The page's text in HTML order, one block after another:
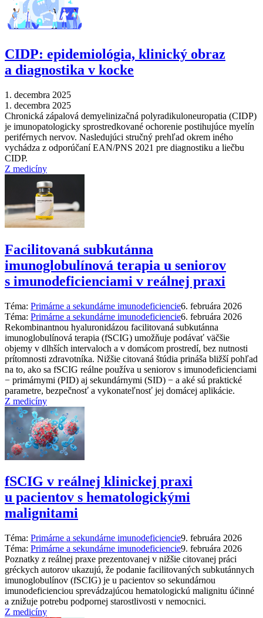
CIDP: epidemiológia, klinický obraz
a diagnostika v kocke
1. decembra 2025
1. decembra 2025
Chronická zápalová demyelinizačná polyradikuloneuropatia (CIDP)
je imunopatologicky sprostredkované ochorenie postihujúce myelín
periférnych nervov. Nasledujúci stručný prehľad okrem iného
vychádza z odporúčaní EAN/PNS 2021 pre diagnostiku a liečbu
CIDP.
Z medicíny
Facilitovaná subkutánna
imunoglobulínová terapia u seniorov
s imunodeficienciami v reálnej praxi
Téma: Primárne a sekundárne imunodeficiencie6. februára 2026
Téma: Primárne a sekundárne imunodeficiencie6. februára 2026
Rekombinantnou hyaluronidázou facilitovaná subkutánna
imunoglobulínová terapia (fSCIG) umožňuje podávať väčšie
objemy v dlhších intervaloch a v domácom prostredí, bez nutnosti
prítomnosti zdravotníka. Nižšie citovaná štúdia prináša bližší pohľad
na to, ako sa fSCIG reálne používa u seniorov s imunodeficienciami
−⁠ primárnymi (PID) aj sekundárnymi (SID) −⁠ a aké sú praktické
parametre, bezpečnosť a vykonateľnosť jej domácej aplikácie.
Z medicíny
fSCIG v reálnej klinickej praxi
u pacientov s hematologickými
malignitami
Téma: Primárne a sekundárne imunodeficiencie9. februára 2026
Téma: Primárne a sekundárne imunodeficiencie9. februára 2026
Poznatky z reálnej praxe prezentovanej v nižšie citovanej práci
gréckych autorov ukazujú, že podanie facilitovaných subkutánnych
imunoglobulínov (fSCIG) je u pacientov so sekundárnou
imunodeficienciou sprevádzajúcou hematologickú malignitu účinné
a znižuje potrebu podpornej starostlivosti v nemocnici.
Z medicíny